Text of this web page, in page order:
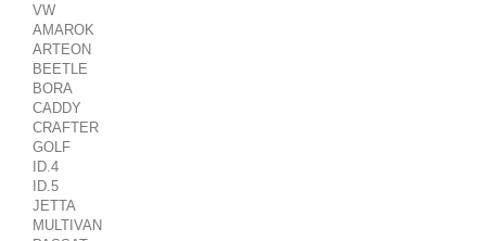
VW
AMAROK
ARTEON
BEETLE
BORA
CADDY
CRAFTER
GOLF
ID.4
ID.5
JETTA
MULTIVAN